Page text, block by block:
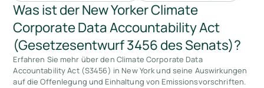
Was ist der New Yorker Climate
Corporate Data Accountability Act
(Gesetzesentwurf 3456 des Senats)?
Erfahren Sie mehr über den Climate Corporate Data
Accountability Act (S3456) in New York und seine Auswirkungen
auf die Offenlegung und Einhaltung von Emissionsvorschriften.